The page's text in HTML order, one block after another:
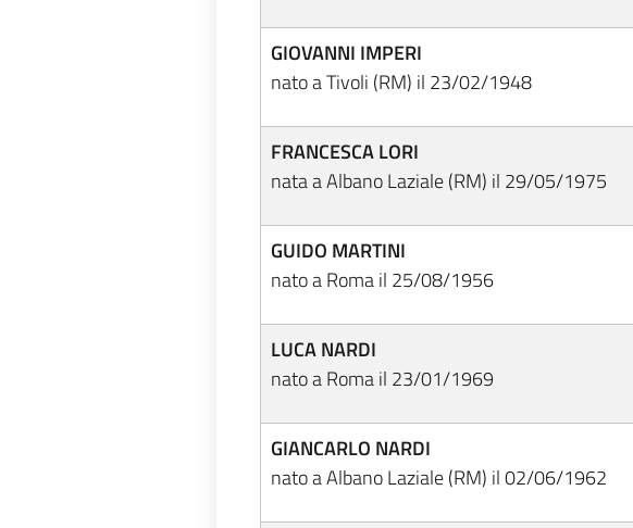
GIOVANNI IMPERI
nato a Tivoli (RM) il 23/02/1948
FRANCESCA LORI
nata a Albano Laziale (RM) il 29/05/1975
GUIDO MARTINI
nato a Roma il 25/08/1956
LUCA NARDI
nato a Roma il 23/01/1969
GIANCARLO NARDI
nato a Albano Laziale (RM) il 02/06/1962